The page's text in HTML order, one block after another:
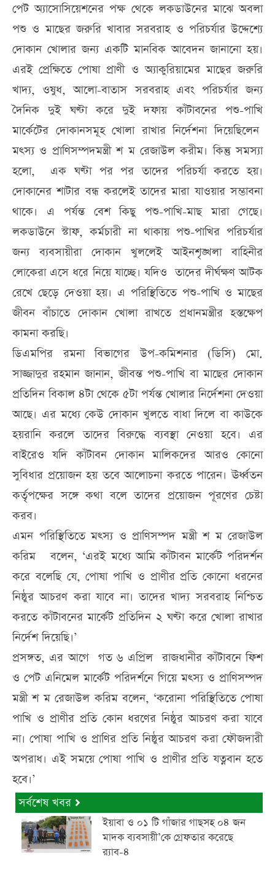
পেট অ্যাসোসিয়েশনের পক্ষ থেকে লকডাউনের মাঝে অবলা
পশু ও মাছের জরুরি খাবার সরবরাহ ও পরিচর্যার উদ্দেশ্যে
দোকান খোলার জন্য একটি মানবিক আবেদন জানানো হয়।
এরই প্রেক্ষিতে পোষা প্রাণী ও অ্যাকুরিয়ামের মাছের জরুরি
খাদ্য, ওষুধ, আলো-বাতাস সরবরাহ এবং পরিচর্যার জন্য
দৈনিক দুই ঘণ্টা করে দুই দফায় কাঁটাবনের পশু-পাখি
মার্কেটের দোকানসমূহ খোলা রাখার নির্দেশনা দিয়েছিলেন
মৎস্য ও প্রাণিসম্পদমন্ত্রী শ ম রেজাউল করীম। কিন্তু সমস্যা
হলো, এক ঘণ্টা পর পর তাদের পরিচর্যা করতে হয়।
দোকানের শাটার বন্ধ করলেই তাদের মারা যাওয়ার সম্ভাবনা
থাকে। এ পর্যন্ত বেশ কিছু পশু-পাখি-মাছ মারা গেছে।
লকডাউনে স্টাফ, কর্মচারী না থাকায় পশু-পাখির পরিচর্যার
জন্য ব্যবসায়ীরা দোকান খুললেই আইনশৃঙ্খলা বাহিনীর
লোকেরা এসে ধরে নিয়ে যাচ্ছে। যদিও তাদের দীর্ঘক্ষণ আটক
রেখে ছেড়ে দেওয়া হয়। এ পরিস্থিতিতে পশু-পাখি ও মাছের
জীবন বাঁচাতে দোকান খোলা রাখতে প্রধানমন্ত্রীর হস্তক্ষেপ
কামনা করছি।
ডিএমপির রমনা বিভাগের উপ-কমিশনার (ডিসি) মো.
সাজ্জাদুর রহমান জানান, জীবন্ত পশু-পাখি বা মাছের দোকান
প্রতিদিন বিকাল ৪টা থেকে ৫টা পর্যন্ত খোলার নির্দেশনা দেওয়া
আছে। এর মধ্যে কেউ দোকান খুলতে বাধা দিলে বা কাউকে
হয়রানি করলে তাদের বিরুদ্ধে ব্যবস্থা নেওয়া হবে। এর
বাইরেও যদি কাঁটাবন দোকান মালিকদের আরও কোনো
সুবিধার প্রয়োজন হয় তবে আলোচনা করতে পারেন। ঊর্ধ্বতন
কর্তৃপক্ষের সঙ্গে কথা বলে তাদের প্রয়োজন পূরণের চেষ্টা
করব।
এমন পরিস্থিতিতে মৎস্য ও প্রাণিসম্পদ মন্ত্রী শ ম রেজাউল
করিম বলেন, ‘এরই মধ্যে আমি কাঁটাবন মার্কেট পরিদর্শন
করে বলেছি যে, পোষা পাখি ও প্রাণীর প্রতি কোনো ধরনের
নিষ্ঠুর আচরণ করা যাবে না। তাদের খাদ্য সরবরাহ নিশ্চিত
করতে কাঁটাবনের মার্কেট প্রতিদিন ২ ঘণ্টা করে খোলা রাখার
নির্দেশ দিয়েছি।’
প্রসঙ্গত, এর আগে গত ৬ এপ্রিল রাজধানীর কাঁটাবনে ফিশ
ও পেট এনিমেল মার্কেট পরিদর্শনে গিয়ে মৎস্য ও প্রাণিসম্পদ
মন্ত্রী শ ম রেজাউল করিম বলেন, ‘করোনা পরিস্থিতিতে পোষা
পাখি ও প্রাণীর প্রতি কোন ধরণের নিষ্ঠুর আচরণ করা যাবে
না। পোষা পাখি ও প্রাণির প্রতি নিষ্ঠুর আচরণ করা ফৌজদারী
অপরাধ। এই সময়ে পোষা পাখি ও প্রাণীর প্রতি যত্নবান হতে
হবে।’
সর্বশেষ খবর
ইয়াবা ও ০১ টি গাঁজার গাছসহ ০৪ জন
মাদক ব্যবসায়ী’কে গ্রেফতার করেছে
র‌্যাব-৪